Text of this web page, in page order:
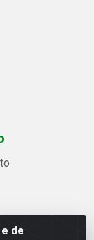
de